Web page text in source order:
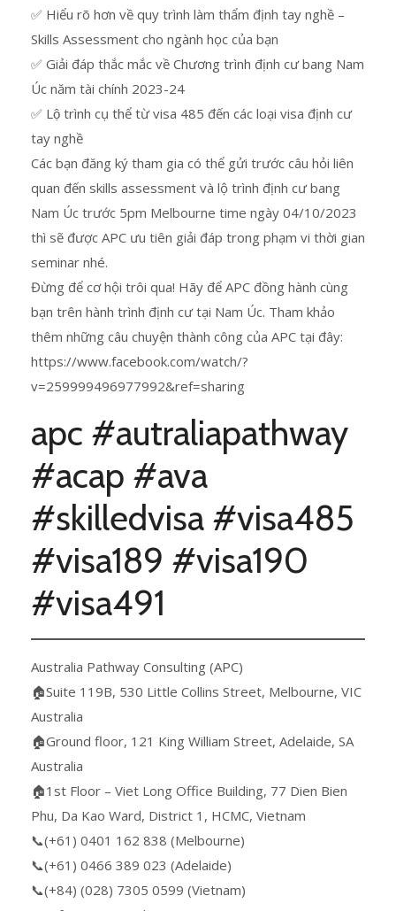
✅ Hiểu rõ hơn về quy trình làm thẩm định tay nghề –
Skills Assessment cho ngành học của bạn
✅ Giải đáp thắc mắc về Chương trình định cư bang Nam
Úc năm tài chính 2023-24
✅ Lộ trình cụ thể từ visa 485 đến các loại visa định cư
tay nghề
Các bạn đăng ký tham gia có thể gửi trước câu hỏi liên
quan đến skills assessment và lộ trình định cư bang
Nam Úc trước 5pm Melbourne time ngày 04/10/2023
thì sẽ được APC ưu tiên giải đáp trong phạm vi thời gian
seminar nhé.
Đừng để cơ hội trôi qua! Hãy để APC đồng hành cùng
bạn trên hành trình định cư tại Nam Úc. Tham khảo
thêm những câu chuyện thành công của APC tại đây:
https://www.facebook.com/watch/?
v=259999496977992&ref=sharing
apc #autraliapathway
#acap #ava
#skilledvisa #visa485
#visa189 #visa190
#visa491
Australia Pathway Consulting (APC)
🏠Suite 119B, 530 Little Collins Street, Melbourne, VIC
Australia
🏠Ground floor, 121 King William Street, Adelaide, SA
Australia
🏠1st Floor – Viet Long Office Building, 77 Dien Bien
Phu, Da Kao Ward, District 1, HCMC, Vietnam
📞(+61) 0401 162 838 (Melbourne)
📞(+61) 0466 389 023 (Adelaide)
📞(+84) (028) 7305 0599 (Vietnam)